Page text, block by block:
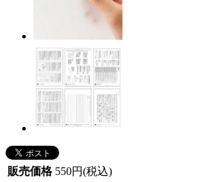
販売価格 550円(税込)